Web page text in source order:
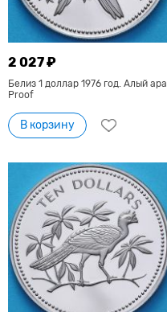
2 027 ₽
Белиз 1 доллар 1976 год. Алый ара.
Proof
В корзину